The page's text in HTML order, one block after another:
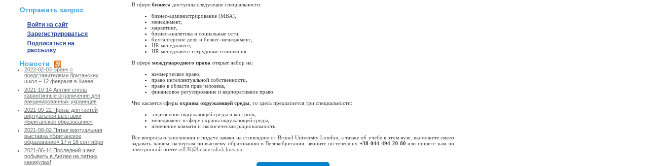
Отправить запрос
Войти на сайт
Зарегистрироваться
Подписаться на
рассылку
Новости
2022-02-03 Бранч с
представителями британских
школ – 12 февраля в Киеве
2021-10-14 Англия сняла
карантинные ограничения для
вакцинированных украинцев
2021-09-22 Призы для гостей
виртуальной выставки
«Британское образование»
2021-09-02 Пятая виртуальная
выставка «Британское
образование» 17 и 18 сентября
2021-06-14 Последний шанс
побывать в Англии на летних
каникулах!
В сфере бизнеса доступны следующие специальности:
бизнес-администрирование (MBA),
менеджмент,
маркетинг,
бизнес-аналитика и социальные сети,
бухгалтерское дело и бизнес-менеджмент,
HR-менеджмент,
HR-менеджмент и трудовые отношения.
В сфере международного права открыт набор на:
коммерческое право,
право интеллектуальной собственности,
право в области прав человека,
финансовое регулирование и корпоративное право.
Что касается сферы охраны окружающей среды , то здесь предлагается три специальности:
загрязнение окружающей среды и контроль,
менеджмент в сфере охраны окружающей среды,
изменение климата и экологическая рациональность.
Все вопросы о заполнении и подаче заявки на стипендию от Brunel University London, а также об учебе в этом вузе, вы можете смело
задавать нашим экспертам по высшему образованию в Великобритании: звоните по телефону+38 044 494 20 80 или пишите нам по
электронной почте edUK@businesslink.kiev.ua